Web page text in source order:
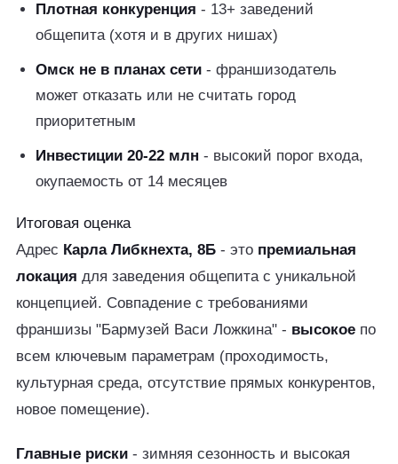
Плотная конкуренция - 13+ заведений
общепита (хотя и в других нишах)
Омск не в планах сети - франшизодатель
может отказать или не считать город
приоритетным
Инвестиции 20-22 млн - высокий порог входа,
окупаемость от 14 месяцев
Итоговая оценка
Адрес Карла Либкнехта, 8Б - это премиальная
локация для заведения общепита с уникальной
концепцией. Совпадение с требованиями
франшизы "Бармузей Васи Ложкина" - высокое по
всем ключевым параметрам (проходимость,
культурная среда, отсутствие прямых конкурентов,
новое помещение).
Главные риски - зимняя сезонность и высокая